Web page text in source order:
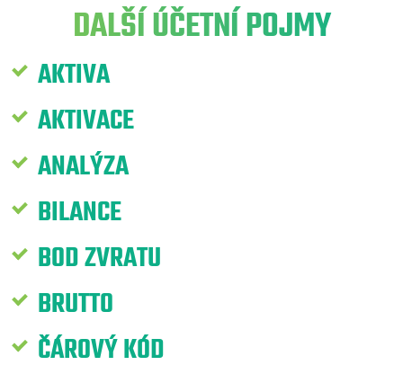
DALŠÍ ÚČETNÍ POJMY
AKTIVA
AKTIVACE
ANALÝZA
BILANCE
BOD ZVRATU
BRUTTO
ČÁROVÝ KÓD